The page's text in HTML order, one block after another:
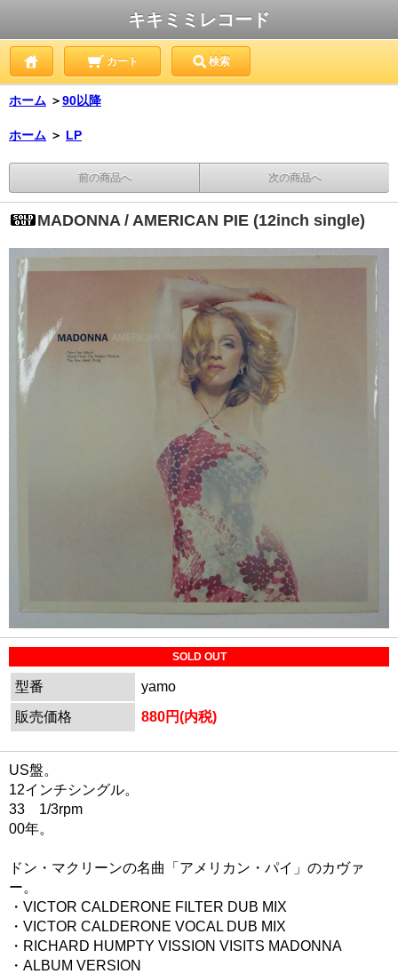
キキミミレコード
カート 検索
ホーム ＞90以降
ホーム ＞ LP
前の商品へ 次の商品へ
MADONNA / AMERICAN PIE (12inch single)
SOLD OUT
型番
yamo
販売価格
880円(内税)
US盤。
12インチシングル。
33 1/3rpm
00年。
ドン・マクリーンの名曲「アメリカン・パイ」のカヴァ
ー。
・VICTOR CALDERONE FILTER DUB MIX
・VICTOR CALDERONE VOCAL DUB MIX
・RICHARD HUMPTY VISSION VISITS MADONNA
・ALBUM VERSION